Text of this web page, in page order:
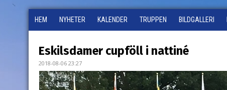
HEM NYHETER KALENDER TRUPPEN BILDGALLERI
Eskilsdamer cupföll i nattiné
2018-08-06 23:27